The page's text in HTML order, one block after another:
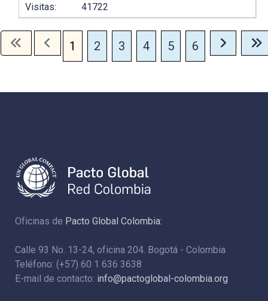
Visitas:
41722
1 2 3 4 5 6
Oficinas de Pacto Global Colombia:
Calle 93 No. 13-24, oficina 204. Bogotá - Colombia
Teléfono: (+57) 60 1 636 3638
E-mail de contacto: info@pactoglobal-colombia.org